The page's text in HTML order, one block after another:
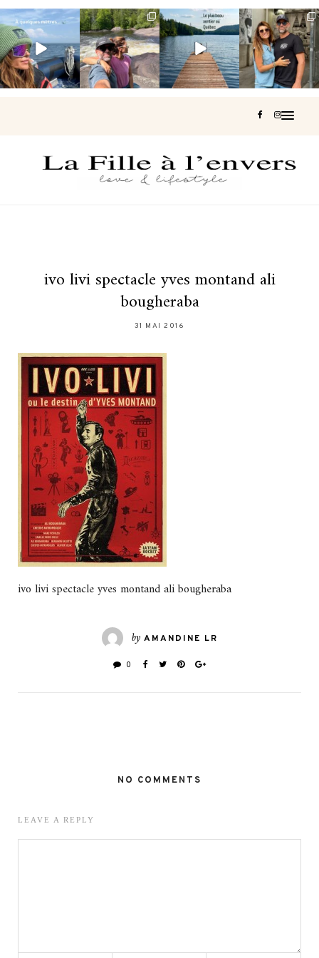
Voir une baleine
en photo, c’est
impressionnant
🐋...
Les Laurentides,
le Québec
version nature.
...
Et si je te disais
qu’il existe un
sentier où tu...
126 37
Montréal, une
très belle
surprise 🇨🇦
442
ivo livi spectacle yves montand ali
bougheraba
31 MAI 2016
ivo livi spectacle yves montand ali bougheraba
by AMANDINE LR
0
NO COMMENTS
LEAVE A REPLY